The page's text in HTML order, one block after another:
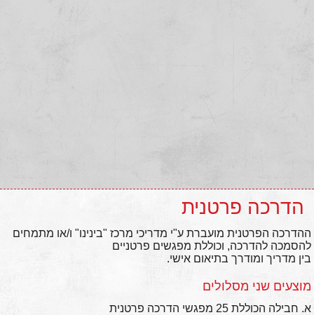
הדרכה פרטנית
ההדרכה הפרטנית מועברת ע"י מדריכי מרכז "בינינו" ו/או מתמחים
להסמכה להדרכה, וכוללת מפגשים פרטניים
בין מדריך ומודרך בתיאום אישי.
מוצעים שני מסלולים
א. חבילה הכוללת 25 מפגשי הדרכה פרטנית